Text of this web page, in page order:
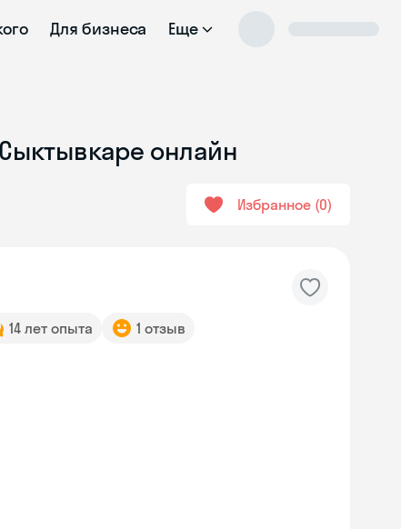
Для бизнеса Еще
онлайн
Избранное 0
14 лет опыта 1 отзыв